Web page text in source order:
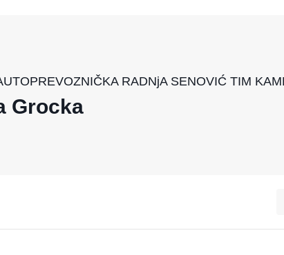
RADNjA SENOVIĆ TIM
Grocka